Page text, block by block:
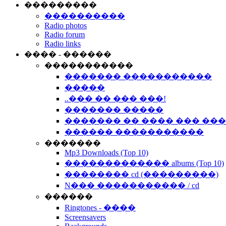
���������
����������
Radio photos
Radio forum
Radio links
���� - ������
�����������
������� �����������
�����
..��� �� ��� ���!
������� �����
������� �� ���� ���
������ �����������
�������
Mp3 Downloads (Top 10)
������������� albums (Top 10)
�������� cd (���������)
N��� ����������� / cd
������
Ringtones - ����
Screensavers